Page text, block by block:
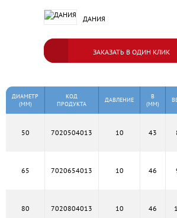
ДАНИЯ
ЗАКАЗАТЬ В ОДИН КЛИК
ДИАМЕТР
(MM)
КОД
ПРОДУКТА
ДАВЛЕНИЕ
B
(MM)
50 7020504013 10 43
65 7020654013 10 46
80 7020804013 10 46